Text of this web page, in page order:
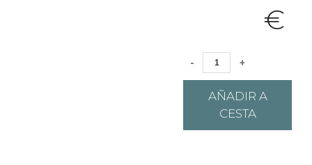
€
- +
AÑADIR A
CESTA